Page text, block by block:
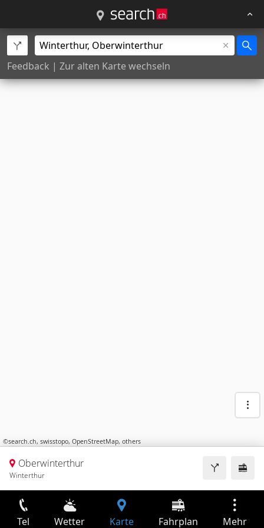
Feedback | Zur alten Karte wechseln
©search.ch, swisstopo, OpenStreetMap, others
Oberwinterthur
Winterthur
Tel Wetter Karte Fahrplan Mehr